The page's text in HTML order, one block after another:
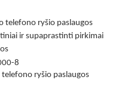
telefono ryšio paslaugos
ir supaprastinti pirkimai
8
ryšio paslaugos